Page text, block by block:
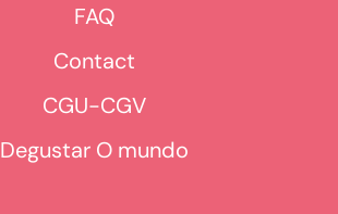
FAQ
Contact
CGU-CGV
Degustar O mundo